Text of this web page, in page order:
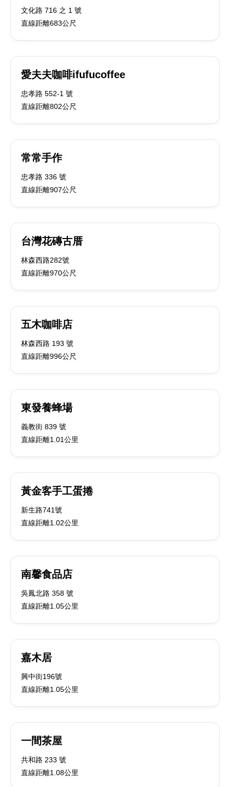
文化路 716 之 1 號
直線距離683公尺
愛夫夫咖啡ifufucoffee
忠孝路 552-1 號
直線距離802公尺
常常手作
忠孝路 336 號
直線距離907公尺
台灣花磚古厝
林森西路282號
直線距離970公尺
五木咖啡店
林森西路 193 號
直線距離996公尺
東發養蜂場
義教街 839 號
直線距離1.01公里
黃金客手工蛋捲
新生路741號
直線距離1.02公里
南馨食品店
吳鳳北路 358 號
直線距離1.05公里
嘉木居
興中街196號
直線距離1.05公里
一間茶屋
共和路 233 號
直線距離1.08公里